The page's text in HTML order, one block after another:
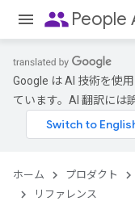
peoplePeople
Google は AI 技術を使
ています。AI 翻訳には
ホーム プロダクト
リファレンス